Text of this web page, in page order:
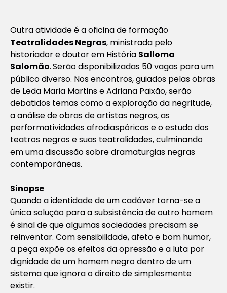
Outra atividade é a oficina de formação
Teatralidades Negras, ministrada pelo
historiador e doutor em História Salloma
Salomão.Serão disponibilizadas 50 vagas para um
público diverso. Nos encontros, guiados pelas obras
de Leda Maria Martins e Adriana Paixão, serão
debatidos temas como a exploração da negritude,
a análise de obras de artistas negros, as
performatividades afrodiaspóricas e o estudo dos
teatros negros e suas teatralidades, culminando
em uma discussão sobre dramaturgias negras
contemporâneas.
Sinopse
Quando a identidade de um cadáver torna-se a
única solução para a subsistência de outro homem
é sinal de que algumas sociedades precisam se
reinventar. Com sensibilidade, afeto e bom humor,
a peça expõe os efeitos da opressão e a luta por
dignidade de um homem negro dentro de um
sistema que ignora o direito de simplesmente
existir.